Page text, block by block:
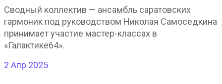
Сводный коллектив — ансамбль саратовских
гармоник под руководством Николая Самоседкина
принимает участие мастер-классах в
«Галактике64».
2 Апр 2025